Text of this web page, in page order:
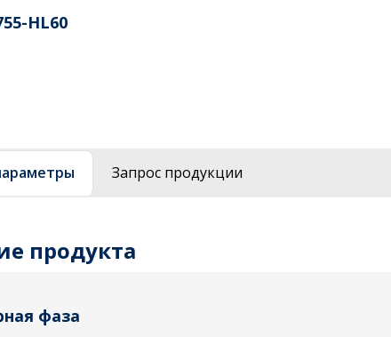
HL60
Запрос продукции
продукта
фаза